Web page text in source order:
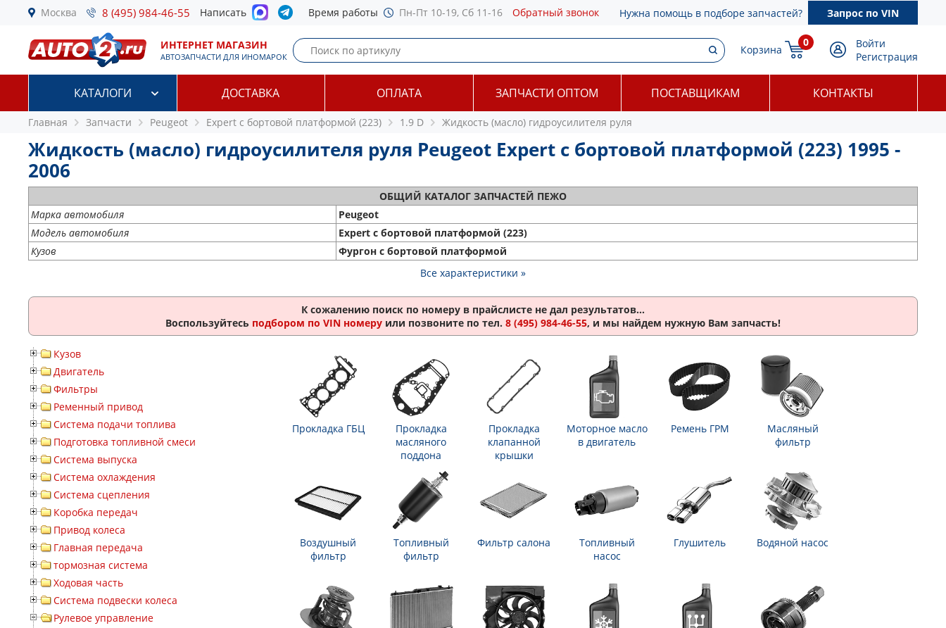
Москва 8 (495) 984-46-55 Написать Время работы Пн-Пт 10-19, Сб 11-16 Обратный звонок Нужна помощь в подборе запчастей? Запрос по VIN
ИНТЕРНЕТ МАГАЗИН
АВТОЗАПЧАСТИ ДЛЯ ИНОМАРОК
Корзина
0
Войти
Регистрация
КАТАЛОГИ ДОСТАВКА ОПЛАТА ЗАПЧАСТИ ОПТОМ ПОСТАВЩИКАМ КОНТАКТЫ
Главная Запчасти Peugeot Expert c бортовой платформой (223) 1.9 D Жидкость (масло) гидроусилителя руля
Жидкость (масло) гидроусилителя руля Peugeot Expert c бортовой платформой (223) 1995 -
2006
ОБЩИЙ КАТАЛОГ ЗАПЧАСТЕЙ ПЕЖО
Марка автомобиля
Peugeot
Модель автомобиля
Expert c бортовой платформой (223)
Кузов
Фургон с бортовой платформой
Все характеристики »
К сожалению поиск по номеру в прайслисте не дал результатов...
Воспользуйтесь подбором по VIN номеру или позвоните по тел. 8 (495) 984-46-55, и мы найдем нужную Вам запчасть!
Кузов
Двигатель
Фильтры
Ременный привод
Система подачи топлива
Подготовка топливной смеси
Система выпуска
Система охлаждения
Система сцепления
Коробка передач
Привод колеса
Главная передача
тормозная система
Ходовая часть
Система подвески колеса
Рулевое управление
Прокладка ГБЦ
Прокладка
масляного
поддона
Прокладка
клапанной
крышки
Моторное масло
в двигатель
Ремень ГРМ
Масляный
фильтр
Воздушный
фильтр
Топливный
фильтр
Фильтр салона
Топливный
насос
Глушитель Водяной насос